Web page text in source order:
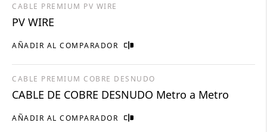
AÑADIR AL COMPARADOR
CABLE PREMIUM PV WIRE
PV WIRE
AÑADIR AL COMPARADOR
CABLE PREMIUM COBRE DESNUDO
CABLE DE COBRE DESNUDO Metro a Metro